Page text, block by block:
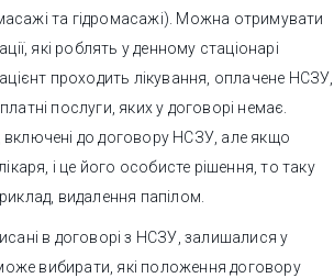
та гідромасажі). Можна отримувати
які роблять у денному стаціонарі
проходить лікування, оплачене НСЗУ,
послуги, яких у договорі немає.
до договору НСЗУ, але якщо
і це його особисте рішення, то таку
видалення папілом.
в договорі з НСЗУ, залишалися у
може вибирати, які положення договору